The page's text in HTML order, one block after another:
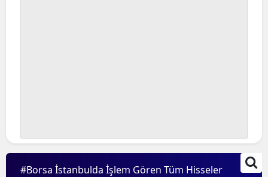
#Borsa İstanbulda İşlem Gören Tüm Hisseler